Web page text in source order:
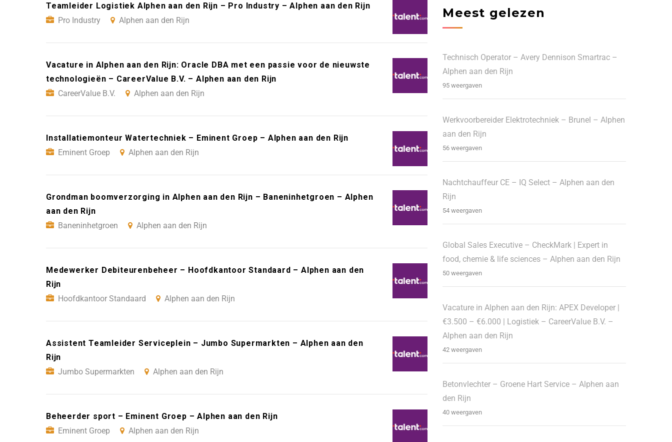
Teamleider Logistiek Alphen aan den Rijn – Pro Industry – Alphen aan den Rijn
Pro Industry
Alphen aan den Rijn
Vacature in Alphen aan den Rijn: Oracle DBA met een passie voor de nieuwste
technologieën – CareerValue B.V. – Alphen aan den Rijn
CareerValue B.V.
Alphen aan den Rijn
Installatiemonteur Watertechniek – Eminent Groep – Alphen aan den Rijn
Eminent Groep
Alphen aan den Rijn
Grondman boomverzorging in Alphen aan den Rijn – Baneninhetgroen – Alphen
aan den Rijn
Baneninhetgroen
Alphen aan den Rijn
Medewerker Debiteurenbeheer – Hoofdkantoor Standaard – Alphen aan den
Rijn
Hoofdkantoor Standaard
Alphen aan den Rijn
Assistent Teamleider Serviceplein – Jumbo Supermarkten – Alphen aan den
Rijn
Jumbo Supermarkten
Alphen aan den Rijn
Beheerder sport – Eminent Groep – Alphen aan den Rijn
Eminent Groep
Alphen aan den Rijn
Meest gelezen
Technisch Operator – Avery Dennison Smartrac –
Alphen aan den Rijn
95 weergaven
Werkvoorbereider Elektrotechniek – Brunel – Alphen
aan den Rijn
56 weergaven
Nachtchauffeur CE – IQ Select – Alphen aan den
Rijn
54 weergaven
Global Sales Executive – CheckMark | Expert in
food, chemie & life sciences – Alphen aan den Rijn
50 weergaven
Vacature in Alphen aan den Rijn: APEX Developer |
€3.500 – €6.000 | Logistiek – CareerValue B.V. –
Alphen aan den Rijn
42 weergaven
Betonvlechter – Groene Hart Service – Alphen aan
den Rijn
40 weergaven